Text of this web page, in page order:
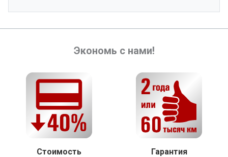
Экономь с нами!
Стоимость
Гарантия